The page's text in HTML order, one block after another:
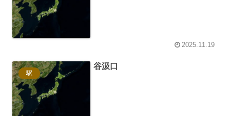
2025.11.19
駅
谷汲口